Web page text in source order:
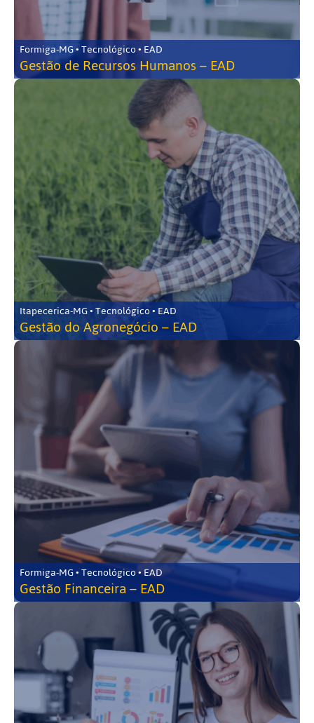
Formiga-MG • Tecnológico • EAD
Gestão de Recursos Humanos – EAD
Itapecerica-MG • Tecnológico • EAD
Gestão do Agronegócio – EAD
Formiga-MG • Tecnológico • EAD
Gestão Financeira – EAD